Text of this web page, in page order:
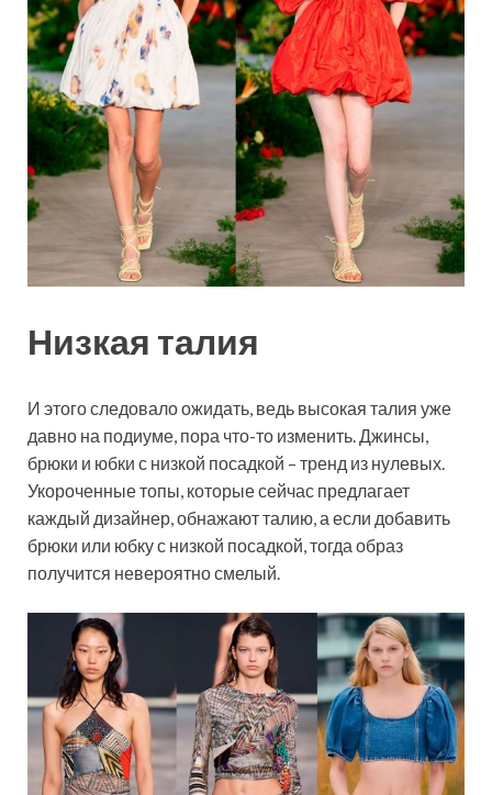
Низкая талия
И этого следовало ожидать, ведь высокая талия уже
давно на подиуме, пора что-то изменить. Джинсы,
брюки и юбки с низкой посадкой – тренд из нулевых.
Укороченные топы, которые сейчас предлагает
каждый дизайнер, обнажают талию, а если добавить
брюки или юбку с низкой посадкой, тогда образ
получится невероятно смелый.